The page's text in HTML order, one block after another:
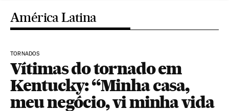
América Latina
TORNADOS
Vítimas do tornado em
Kentucky: “Minha casa,
meu negócio, vi minha vida